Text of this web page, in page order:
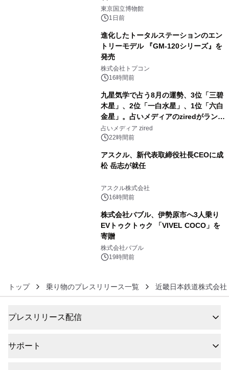
東京国立博物館
1日前
進化したトータルステーションのエン
トリーモデル 『GM-120シリーズ』を
発売
株式会社トプコン
16時間前
九星気学で占う8月の運勢、3位「三碧
木星」、2位「一白水星」、1位「六白
金星」。占いメディアのziredがランキ
ングを発表
占いメディア zired
22時間前
アスクル、新代表取締役社長CEOに成
松 岳志が就任
アスクル株式会社
16時間前
株式会社バブル、伊勢原市へ3人乗り
EVトゥクトゥク 「VIVEL COCO」を
寄贈
株式会社バブル
19時間前
トップ 乗り物のプレスリリース一覧 近畿日本鉄道株式会社
プレスリリース配信
サポート